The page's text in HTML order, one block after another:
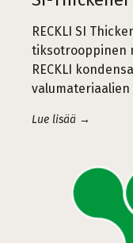
RECKLI SI
tiksotrooppinen
RECKLI
valumateriaalien
Lue lisää →